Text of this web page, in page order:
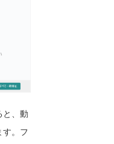
と、動
す。フ